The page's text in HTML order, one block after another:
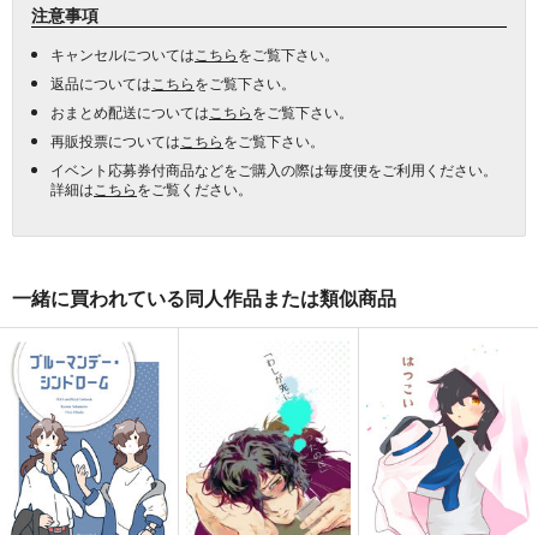
注意事項
キャンセルについては こちらをご覧下さい。
返品については こちらをご覧下さい。
おまとめ配送については こちらをご覧下さい。
再販投票については こちらをご覧下さい。
イベント応募券付商品などをご購入の際は毎度便をご利用ください。
詳細は こちらをご覧ください。
一緒に買われている同人作品または類似商品